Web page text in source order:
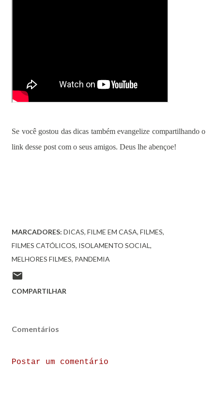
Se você gostou das dicas também evangelize compartilhando o
link desse post com o seus amigos. Deus lhe abençoe!
MARCADORES: DICAS FILME EM CASA FILMES
FILMES CATÓLICOS ISOLAMENTO SOCIAL
MELHORES FILMES PANDEMIA
COMPARTILHAR
Comentários
Postar um comentário